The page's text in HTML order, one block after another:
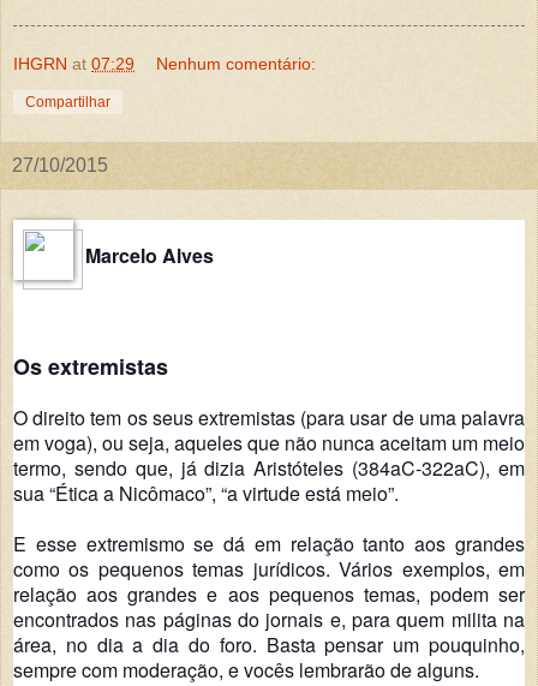
IHGRN at 07:29 Nenhum comentário:
Compartilhar
27/10/2015
Marcelo Alves
Os extremistas
O direito tem os seus extremistas (para usar de uma palavra
em voga), ou seja, aqueles que não nunca aceitam um meio
termo, sendo que, já dizia Aristóteles (384aC-322aC), em
sua “Ética a Nicômaco”, “a virtude está meio”.
E esse extremismo se dá em relação tanto aos grandes
como os pequenos temas jurídicos. Vários exemplos, em
relação aos grandes e aos pequenos temas, podem ser
encontrados nas páginas do jornais e, para quem milita na
área, no dia a dia do foro. Basta pensar um pouquinho,
sempre com moderação, e vocês lembrarão de alguns.